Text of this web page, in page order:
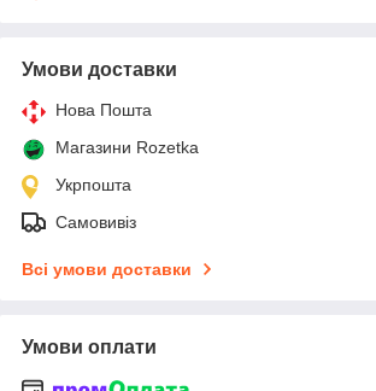
Умови доставки
Нова Пошта
Магазини Rozetka
Укрпошта
Самовивіз
Всі умови доставки
Умови оплати